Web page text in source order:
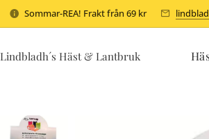
Sommar-REA! Frakt från 69 kr
Lindbladh´s Häst & Lantbruk